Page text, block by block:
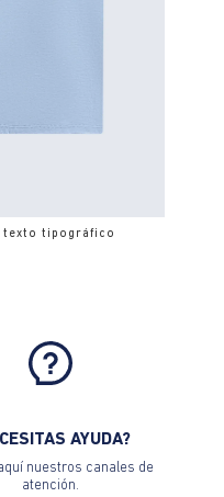
texto tipográfico
AYUDA?
nuestros canales de
atención.